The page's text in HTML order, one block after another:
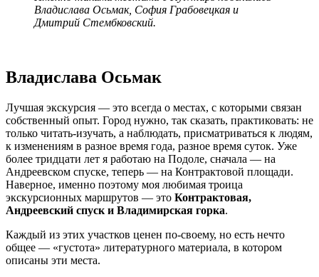
Владислава Осьмак, София Грабовецкая и
Дмитрий Стембковский.
Владислава Осьмак
Лучшая экскурсия — это всегда о местах, с которыми связан
собственный опыт. Город нужно, так сказать, практиковать: не
только читать-изучать, а наблюдать, присматриваться к людям,
к изменениям в разное время года, разное время суток. Уже
более тридцати лет я работаю на Подоле, сначала — на
Андреевском спуске, теперь — на Контрактовой площади.
Наверное, именно поэтому моя любимая троица
экскурсионных маршрутов — это Контрактовая,
Андреевский спуск и Владимирская горка.
Каждый из этих участков ценен по-своему, но есть нечто
общее — «густота» литературного материала, в котором
описаны эти места.